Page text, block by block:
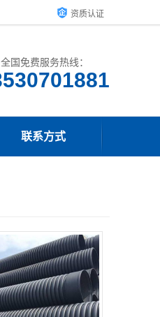
资质认证
全国免费服务热线：
联系方式